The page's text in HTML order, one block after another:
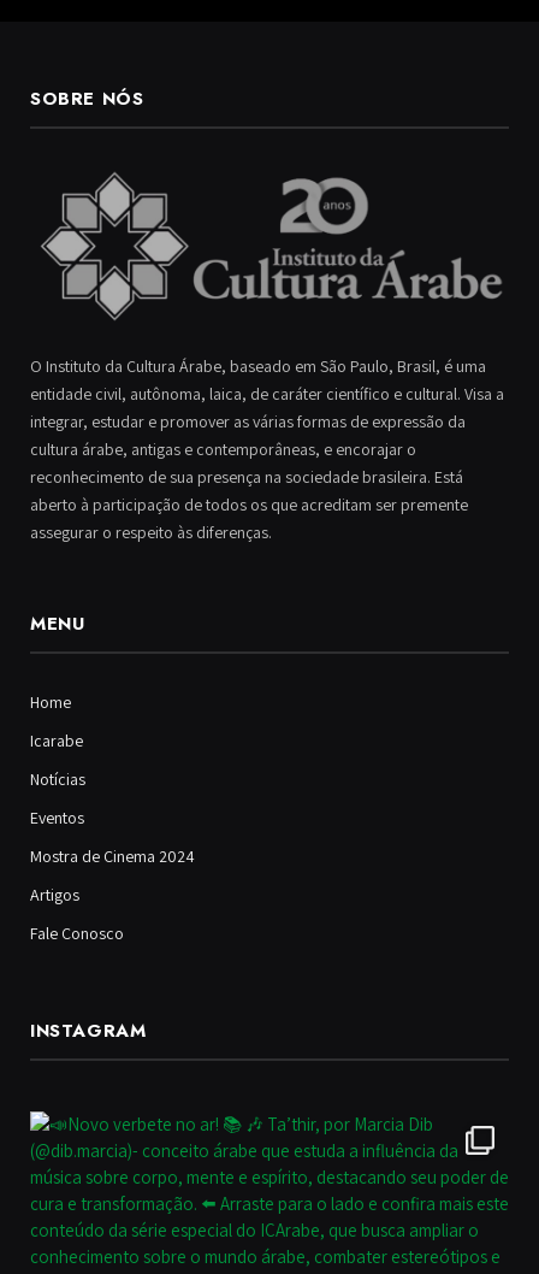
SOBRE NÓS
O Instituto da Cultura Árabe, baseado em São Paulo, Brasil, é uma
entidade civil, autônoma, laica, de caráter científico e cultural. Visa a
integrar, estudar e promover as várias formas de expressão da
cultura árabe, antigas e contemporâneas, e encorajar o
reconhecimento de sua presença na sociedade brasileira. Está
aberto à participação de todos os que acreditam ser premente
assegurar o respeito às diferenças.
MENU
Home
Icarabe
Notícias
Eventos
Mostra de Cinema 2024
Artigos
Fale Conosco
INSTAGRAM